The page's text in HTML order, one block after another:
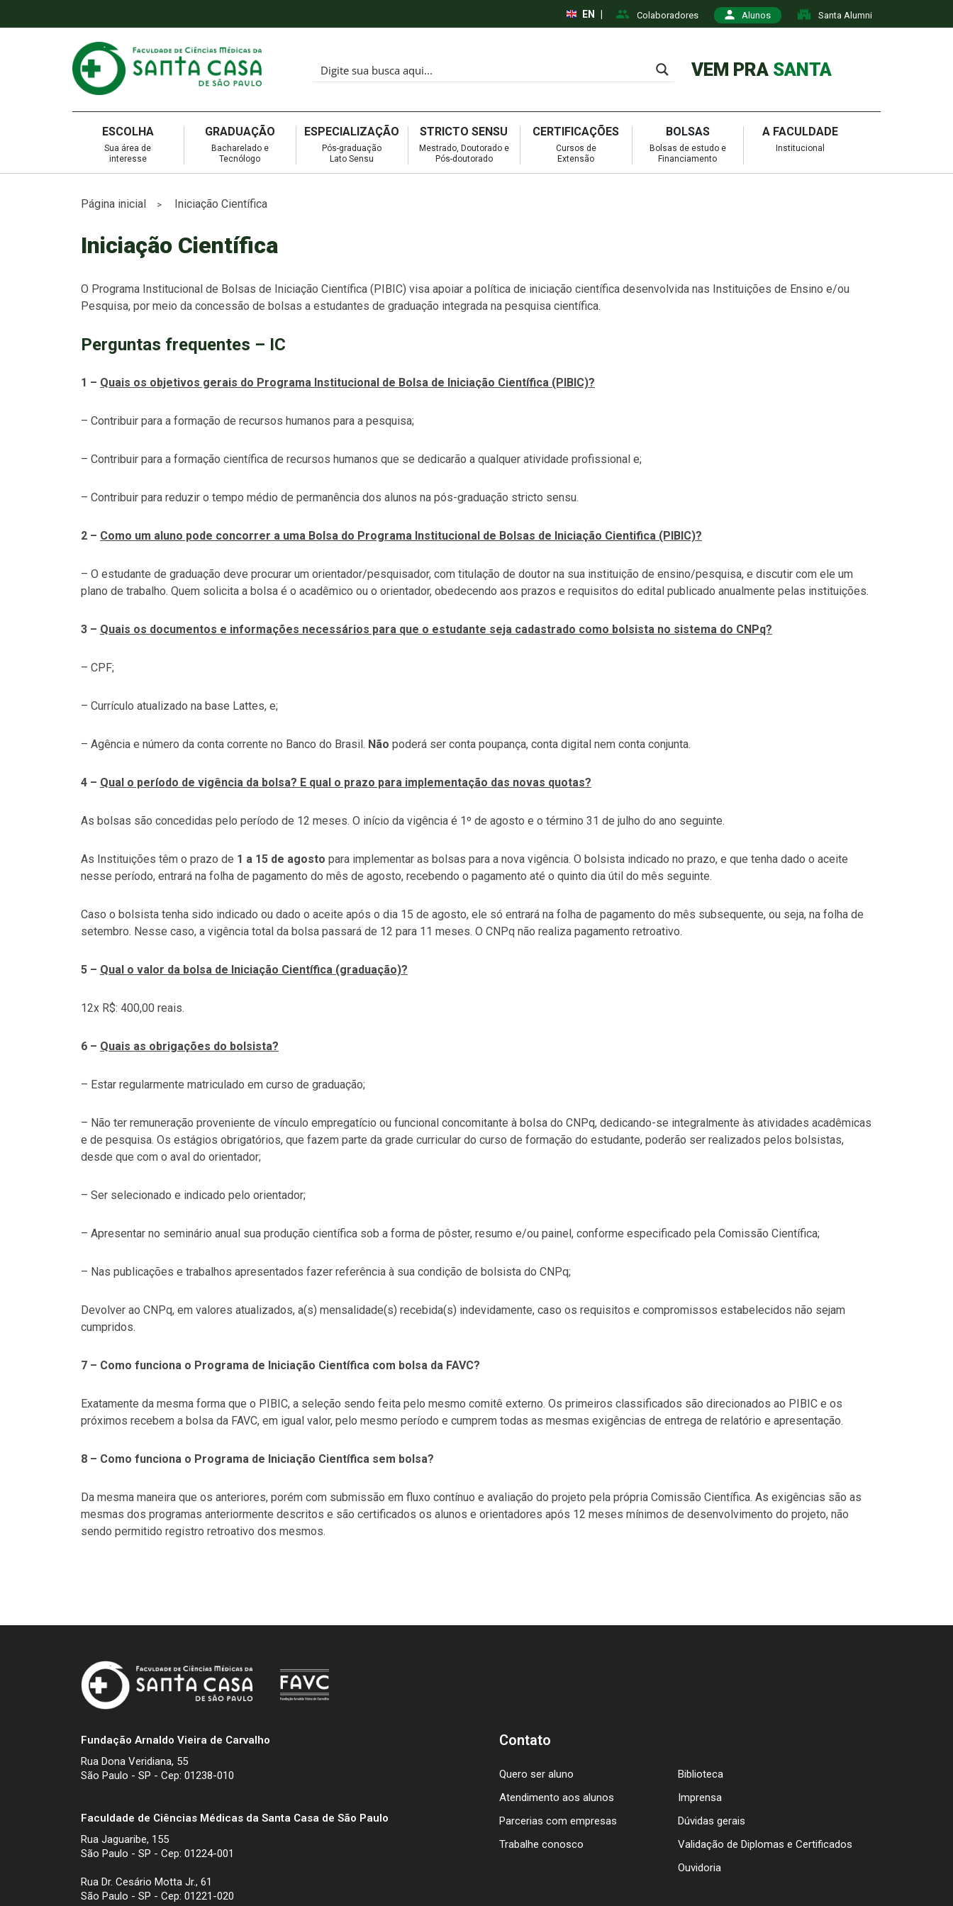
Colaboradores Alunos Santa Alumni
EN
VEM PRA SANTA
ESCOLHA
Sua área de
interesse
GRADUAÇÃO
Bacharelado e
Tecnólogo
ESPECIALIZAÇÃO
Pós-graduação
Lato Sensu
STRICTO SENSU
Mestrado, Doutorado e
Pós-doutorado
CERTIFICAÇÕES
Cursos de
Extensão
BOLSAS
Bolsas de estudo e
Financiamento
A FACULDADE
Institucional
Página inicial > Iniciação Científica
Iniciação Científica
O Programa Institucional de Bolsas de Iniciação Científica (PIBIC) visa apoiar a política de iniciação científica desenvolvida nas Instituições de Ensino e/ou
Pesquisa, por meio da concessão de bolsas a estudantes de graduação integrada na pesquisa científica.
Perguntas frequentes – IC
1 – Quais os objetivos gerais do Programa Institucional de Bolsa de Iniciação Científica (PIBIC)?
– Contribuir para a formação de recursos humanos para a pesquisa;
– Contribuir para a formação científica de recursos humanos que se dedicarão a qualquer atividade profissional e;
– Contribuir para reduzir o tempo médio de permanência dos alunos na pós-graduação stricto sensu.
2 – Como um aluno pode concorrer a uma Bolsa do Programa Institucional de Bolsas de Iniciação Cientifica (PIBIC)?
– O estudante de graduação deve procurar um orientador/pesquisador, com titulação de doutor na sua instituição de ensino/pesquisa, e discutir com ele um
plano de trabalho. Quem solicita a bolsa é o acadêmico ou o orientador, obedecendo aos prazos e requisitos do edital publicado anualmente pelas instituições.
3 – Quais os documentos e informações necessários para que o estudante seja cadastrado como bolsista no sistema do CNPq?
– CPF;
– Currículo atualizado na base Lattes, e;
– Agência e número da conta corrente no Banco do Brasil. Não poderá ser conta poupança, conta digital nem conta conjunta.
4 – Qual o período de vigência da bolsa? E qual o prazo para implementação das novas quotas?
As bolsas são concedidas pelo período de 12 meses. O início da vigência é 1º de agosto e o término 31 de julho do ano seguinte.
As Instituições têm o prazo de 1 a 15 de agosto para implementar as bolsas para a nova vigência. O bolsista indicado no prazo, e que tenha dado o aceite
nesse período, entrará na folha de pagamento do mês de agosto, recebendo o pagamento até o quinto dia útil do mês seguinte.
Caso o bolsista tenha sido indicado ou dado o aceite após o dia 15 de agosto, ele só entrará na folha de pagamento do mês subsequente, ou seja, na folha de
setembro. Nesse caso, a vigência total da bolsa passará de 12 para 11 meses. O CNPq não realiza pagamento retroativo.
5 – Qual o valor da bolsa de Iniciação Científica (graduação)?
12x R$: 400,00 reais.
6 – Quais as obrigações do bolsista?
– Estar regularmente matriculado em curso de graduação;
– Não ter remuneração proveniente de vínculo empregatício ou funcional concomitante à bolsa do CNPq, dedicando-se integralmente às atividades acadêmicas
e de pesquisa. Os estágios obrigatórios, que fazem parte da grade curricular do curso de formação do estudante, poderão ser realizados pelos bolsistas,
desde que com o aval do orientador;
– Ser selecionado e indicado pelo orientador;
– Apresentar no seminário anual sua produção científica sob a forma de pôster, resumo e/ou painel, conforme especificado pela Comissão Científica;
– Nas publicações e trabalhos apresentados fazer referência à sua condição de bolsista do CNPq;
Devolver ao CNPq, em valores atualizados, a(s) mensalidade(s) recebida(s) indevidamente, caso os requisitos e compromissos estabelecidos não sejam
cumpridos.
7 – Como funciona o Programa de Iniciação Científica com bolsa da FAVC?
Exatamente da mesma forma que o PIBIC, a seleção sendo feita pelo mesmo comitê externo. Os primeiros classificados são direcionados ao PIBIC e os
próximos recebem a bolsa da FAVC, em igual valor, pelo mesmo período e cumprem todas as mesmas exigências de entrega de relatório e apresentação.
8 – Como funciona o Programa de Iniciação Científica sem bolsa?
Da mesma maneira que os anteriores, porém com submissão em fluxo contínuo e avaliação do projeto pela própria Comissão Científica. As exigências são as
mesmas dos programas anteriormente descritos e são certificados os alunos e orientadores após 12 meses mínimos de desenvolvimento do projeto, não
sendo permitido registro retroativo dos mesmos.
Fundação Arnaldo Vieira de Carvalho
Rua Dona Veridiana, 55
São Paulo - SP - Cep: 01238-010
Faculdade de Ciências Médicas da Santa Casa de São Paulo
Rua Jaguaribe, 155
São Paulo - SP - Cep: 01224-001
Rua Dr. Cesário Motta Jr., 61
São Paulo - SP - Cep: 01221-020
Contato
Quero ser aluno
Atendimento aos alunos
Parcerias com empresas
Trabalhe conosco
Biblioteca
Imprensa
Dúvidas gerais
Validação de Diplomas e Certificados
Ouvidoria